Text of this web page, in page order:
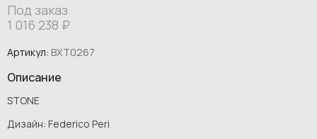
Под заказ
1 016 238 ₽
Артикул: BXT0267
Описание
STONE
Дизайн: Federico Peri